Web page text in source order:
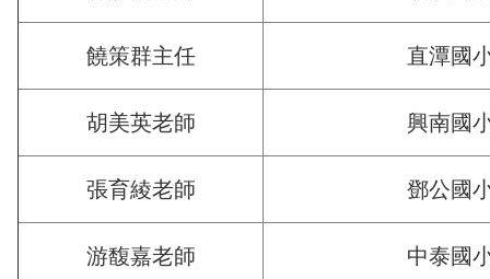
饒策群主任 直潭國
胡美英老師 興南國
張育綾老師 鄧公國
游馥嘉老師 中泰國